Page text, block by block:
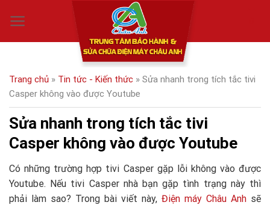
Trang chủ » Tin tức - Kiến thức » Sửa nhanh trong tích tắc tivi
Casper không vào được Youtube
Sửa nhanh trong tích tắc tivi
Casper không vào được Youtube
Có những trường hợp tivi Casper gặp lỗi không vào được
Youtube. Nếu tivi Casper nhà bạn gặp tình trạng này thì
phải làm sao? Trong bài viết này, Điện máy Châu Anh sẽ